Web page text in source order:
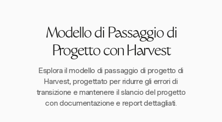
Modello di Passaggio di
Progetto con Harvest
Esplora il modello di passaggio di progetto di
Harvest, progettato per ridurre gli errori di
transizione e mantenere il slancio del progetto
con documentazione e report dettagliati.